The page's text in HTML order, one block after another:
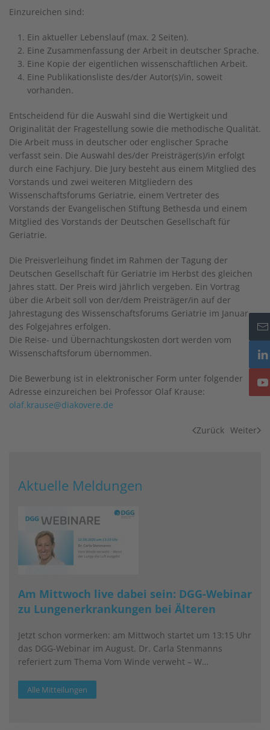
Einzureichen sind:
Ein aktueller Lebenslauf (max. 2 Seiten).
Eine Zusammenfassung der Arbeit in deutscher Sprache.
Eine Kopie der eigentlichen wissenschaftlichen Arbeit.
Eine Publikationsliste des/der Autor(s)/in, soweit
vorhanden.
Entscheidend für die Auswahl sind die Wertigkeit und
Originalität der Fragestellung sowie die methodische Qualität.
Die Arbeit muss in deutscher oder englischer Sprache
verfasst sein. Die Auswahl des/der Preisträger(s)/in erfolgt
durch eine Fachjury. Die Jury besteht aus einem Mitglied des
Vorstands und zwei weiteren Mitgliedern des
Wissenschaftsforums Geriatrie, einem Vertreter des
Vorstands der Evangelischen Stiftung Bethesda und einem
Mitglied des Vorstands der Deutschen Gesellschaft für
Geriatrie.
Die Preisverleihung findet im Rahmen der Tagung der
Deutschen Gesellschaft für Geriatrie im Herbst des gleichen
Jahres statt. Der Preis wird jährlich vergeben. Ein Vortrag
über die Arbeit soll von der/dem Preisträger/in auf der
Jahrestagung des Wissenschaftsforums Geriatrie im Januar
des Folgejahres erfolgen.
Die Reise- und Übernachtungskosten dort werden vom
Wissenschaftsforum übernommen.
Die Bewerbung ist in elektronischer Form unter folgender
Adresse einzureichen bei Professor Olaf Krause:
olaf.krause@diakovere.de
Zurück Weiter
Aktuelle Meldungen
Am Mittwoch live dabei sein: DGG-Webinar
zu Lungenerkrankungen bei Älteren
Jetzt schon vormerken: am Mittwoch startet um 13:15 Uhr
das DGG-Webinar im August. Dr. Carla Stenmanns
referiert zum Thema Vom Winde verweht – W…
Alle Mitteilungen